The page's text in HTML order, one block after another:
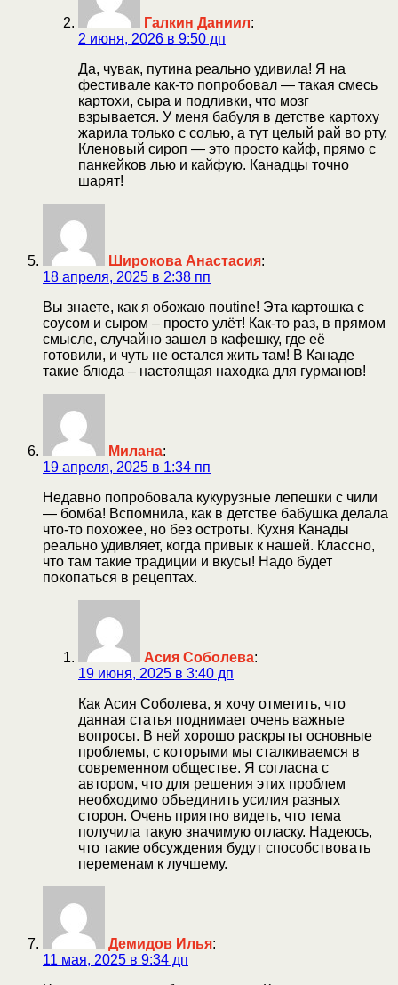
Галкин Даниил:
2 июня, 2026 в 9:50 дп
Да, чувак, путина реально удивила! Я на
фестивале как-то попробовал — такая смесь
картохи, сыра и подливки, что мозг
взрывается. У меня бабуля в детстве картоху
жарила только с солью, а тут целый рай во рту.
Кленовый сироп — это просто кайф, прямо с
панкейков лью и кайфую. Канадцы точно
шарят!
Широкова Анастасия:
18 апреля, 2025 в 2:38 пп
Вы знаете, как я обожаю пoutine! Эта картошка с
соусом и сыром – просто улёт! Как-то раз, в прямом
смысле, случайно зашел в кафешку, где её
готовили, и чуть не остался жить там! В Канаде
такие блюда – настоящая находка для гурманов!
Милана:
19 апреля, 2025 в 1:34 пп
Недавно попробовала кукурузные лепешки с чили
— бомба! Вспомнила, как в детстве бабушка делала
что-то похожее, но без остроты. Кухня Канады
реально удивляет, когда привык к нашей. Классно,
что там такие традиции и вкусы! Надо будет
покопаться в рецептах.
Асия Соболева:
19 июня, 2025 в 3:40 дп
Как Асия Соболева, я хочу отметить, что
данная статья поднимает очень важные
вопросы. В ней хорошо раскрыты основные
проблемы, с которыми мы сталкиваемся в
современном обществе. Я согласна с
автором, что для решения этих проблем
необходимо объединить усилия разных
сторон. Очень приятно видеть, что тема
получила такую значимую огласку. Надеюсь,
что такие обсуждения будут способствовать
переменам к лучшему.
Демидов Илья:
11 мая, 2025 в 9:34 дп